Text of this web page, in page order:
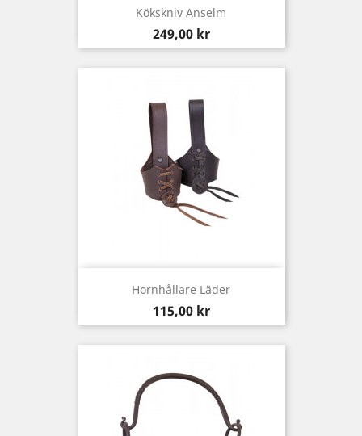
Kökskniv Anselm
Pris
249,00 kr
Hornhållare Läder
Pris
115,00 kr